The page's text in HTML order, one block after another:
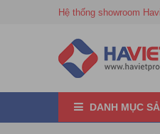
Hệ thống showroom
DANH MỤC